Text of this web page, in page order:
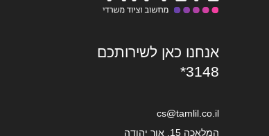
אנחנו כאן לשירותכם
*3148
cs@tamlil.co.il
המלאכה 15, אור יהודה